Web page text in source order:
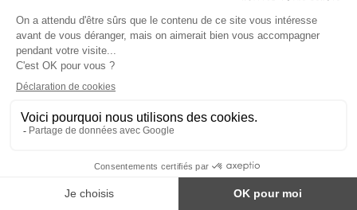
POUR VOTRE SANTÉ, MANGEZ AU MOINS CINQ FRUITS ET LÉGUMES PAR JOUR -
WWW.MANGERBOUGER.FR
Les complément alimentaires doivent être utilisés dans le cadre d'un mode de vie sain et
ne pas être utilisés comme substituts d'un régimes alimentaire varié et équilibré.
Réservé à l'adulte. Consulter attentivement l'étiquetage des produits avant l'utilisation.